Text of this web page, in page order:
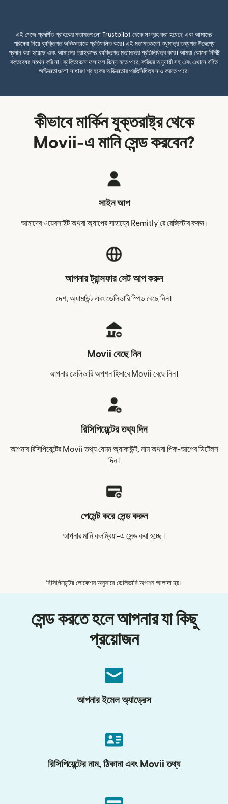
এই পেজে প্রদর্শিত গ্রাহকের মতামতগুলো Trustpilot থেকে সংগ্রহ করা হয়েছে এবং আমাদের
পরিষেবা নিয়ে ব্যক্তিগত অভিজ্ঞতাকে প্রতিফলিত করে। এই মতামতগুলো শুধুমাত্র তথ্যগত উদ্দেশ্যে
প্রদান করা হয়েছে এবং আমাদের গ্রাহকদের ব্যক্তিগত মতামতের প্রতিনিধিত্ব করে। আমরা কোনো নির্দিষ্ট
বক্তব্যের সমর্থন করি না। ব্যক্তিভেদে ফলাফল ভিন্ন হতে পারে, করিডর অনুযায়ী সহ এবং এখানে বর্ণিত
অভিজ্ঞতাগুলো সাধারণ গ্রাহকের অভিজ্ঞতার প্রতিনিধিত্ব নাও করতে পারে।
কীভাবে মার্কিন যুক্তরাষ্ট্র থেকে
Movii-এ মানি সেন্ড করবেন?
সাইন আপ
আমাদের ওয়েবসাইট অথবা অ্যাপের সাহায্যে Remitly'রে রেজিস্টার করুন।
আপনার ট্রান্সফার সেট আপ করুন
দেশ, অ্যামাউন্ট এবং ডেলিভারি স্পিড বেছে নিন।
Movii বেছে নিন
আপনার ডেলিভারি অপশন হিসাবে Movii বেছে নিন।
রিসিপিয়েন্টের তথ্য দিন
আপনার রিসিপিয়েন্টের Movii তথ্য যেমন অ্যাকাউন্ট, নাম অথবা পিক-আপের ডিটেলস
দিন।
পেমেন্ট করে সেন্ড করুন
আপনার মানি কলম্বিয়া-এ সেন্ড করা হচ্ছে।
রিসিপিয়েন্টের লোকেশন অনুসারে ডেলিভারি অপশন আলাদা হয়।
সেন্ড করতে হলে আপনার যা কিছু
প্রয়োজন
আপনার ইমেল অ্যাড্রেস
রিসিপিয়েন্টের নাম, ঠিকানা এবং Movii তথ্য